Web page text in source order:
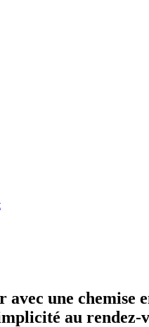
avec une chemise
au rendez-